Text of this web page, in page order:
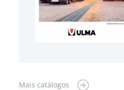
Mais catálogos